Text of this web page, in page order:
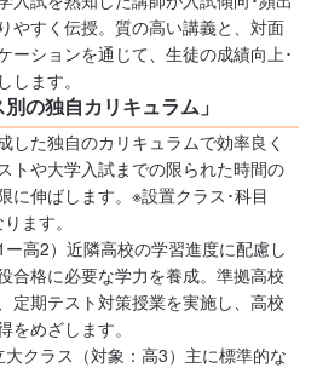
やすく伝授。質の高い講義と、対面
ーションを通じて、生徒の成績向上･
します。
の独自カリキュラム」
した独自のカリキュラムで効率良く
トや大学入試までの限られた時間の
に伸ばします。※設置クラス･科目
ます。
高2）近隣高校の学習進度に配慮し
合格に必要な学力を養成。準拠高校
定期テスト対策授業を実施し、高校
めざします。
クラス（対象：高3）主に標準的な